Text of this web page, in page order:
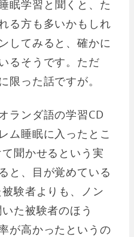
眠学習と聞くと、た
る方も多いかもしれ
してみると、確かに
るそうです。ただ
限った話ですが。
ランダ語の学習CD
ム睡眠に入ったとこ
聞かせるという実
と、目が覚めている
験者よりも、ノン
た被験者のほう
が高かったというの